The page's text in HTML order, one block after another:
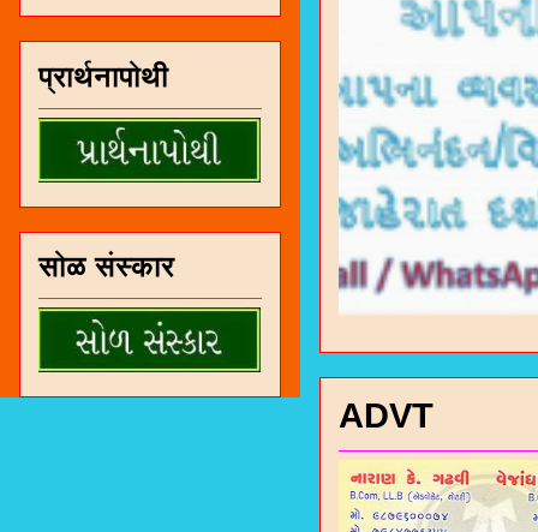
ADVT
प्रार्थनापोथी
सोळ संस्कार